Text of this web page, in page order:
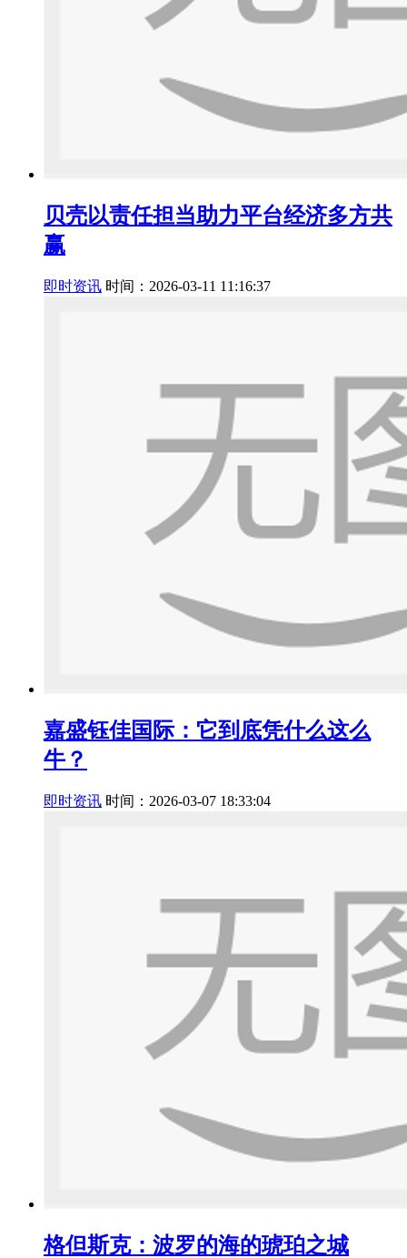
贝壳以责任担当助力平台经济多方共
赢
即时资讯 时间：2026-03-11 11:16:37
嘉盛钰佳国际：它到底凭什么这么
牛？
即时资讯 时间：2026-03-07 18:33:04
格但斯克：波罗的海的琥珀之城